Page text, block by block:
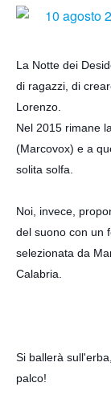
La Notte dei
di ragazzi, di
Lorenzo.
Nel 2015 rimane
(Marcovox) e a
solita solfa.
Noi, invece,
del suono con un
selezionata da
Calabria.
Si ballerà
palco!